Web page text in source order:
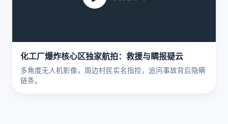
化工厂爆炸核心区独家航拍：救援与瞒报疑云
多角度无人机影像，周边村民实名指控，追问事故背后隐瞒
链条。